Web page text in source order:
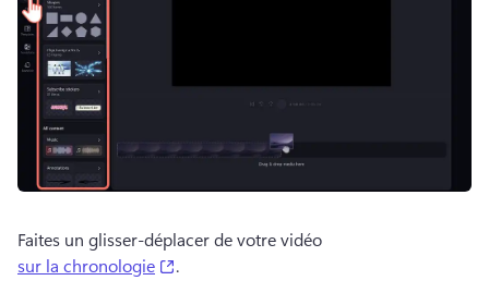
Faites un glisser-déplacer de votre vidéo
sur la chronologie
(opens in a new tab)
.